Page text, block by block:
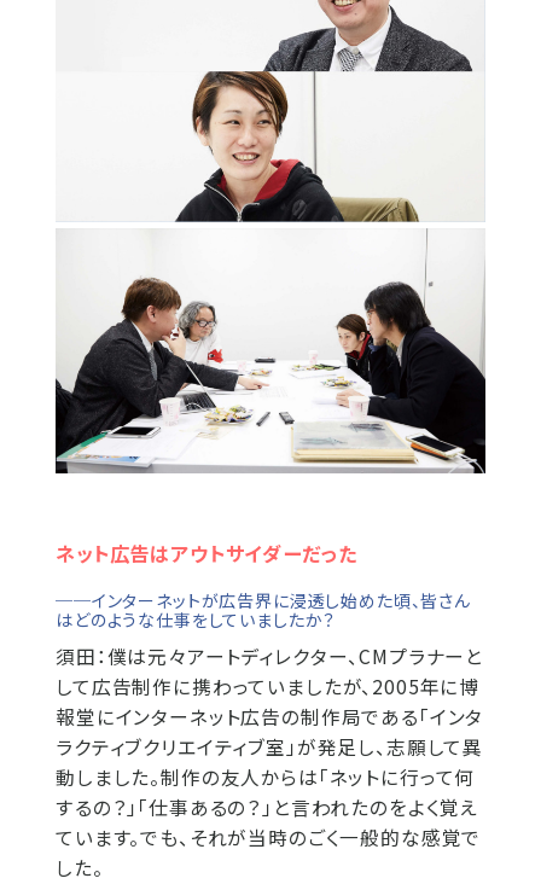
ネット広告はアウトサイダーだった
──インターネットが広告界に浸透し始めた頃、皆さん
はどのような仕事をしていましたか？
須田：僕は元々アートディレクター、CMプラナーと
して広告制作に携わっていましたが、2005年に博
報堂にインターネット広告の制作局である「インタ
ラクティブクリエイティブ室」が発足し、志願して異
動しました。制作の友人からは「ネットに行って何
するの？」「仕事あるの？」と言われたのをよく覚え
ています。でも、それが当時のごく一般的な感覚で
した。